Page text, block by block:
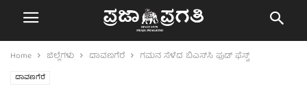
Home ಜಿಲ್ಲೆಗಳು ದಾವಣಗೆರೆ ಗಮನ ಸೆಳೆದ ಬಿಎಸ್‍ಸಿ ಫುಡ್ ಫೆಸ್ಟ್
ದಾವಣಗೆರೆ